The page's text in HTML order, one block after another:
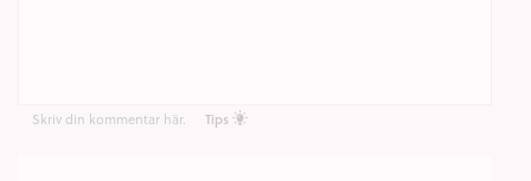
Skriv din kommentar här. Tips